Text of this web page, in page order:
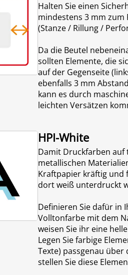
Halten Sie einen
mindestens 3 mm zum
(Stanze / Rillung /
Da die Beutel
sollten Elemente, die
auf der Gegenseite
ebenfalls 3 mm
kann es durch
leichten Versätzen
HPI-White
Damit Druckfarben
metallischen
Kraftpapier kräftig und
dort weiß unterdruckt
Definieren Sie dafür in
Volltonfarbe mit dem
weisen Sie ihr eine
Legen Sie farbige
Texte) passgenau über
stellen Sie diese